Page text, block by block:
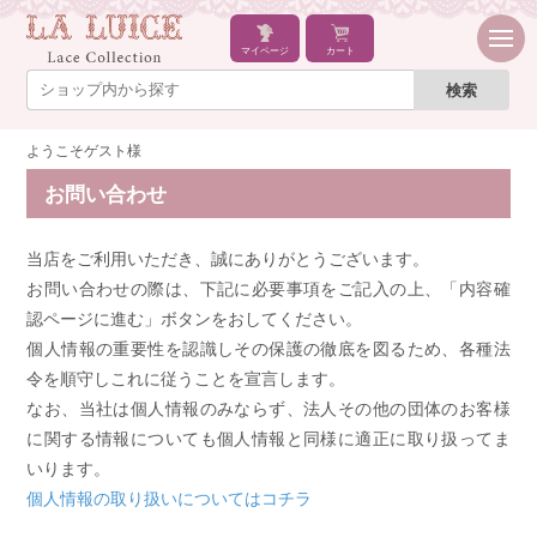
マイページ カート
ようこそゲスト様
お問い合わせ
当店をご利用いただき、誠にありがとうございます。
お問い合わせの際は、下記に必要事項をご記入の上、「内容確
認ページに進む」ボタンをおしてください。
個人情報の重要性を認識しその保護の徹底を図るため、各種法
令を順守しこれに従うことを宣言します。
なお、当社は個人情報のみならず、法人その他の団体のお客様
に関する情報についても個人情報と同様に適正に取り扱ってま
いります。
個人情報の取り扱いについてはコチラ